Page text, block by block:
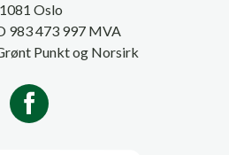
1081 Oslo
983 473 997 MVA
Punkt og Norsirk